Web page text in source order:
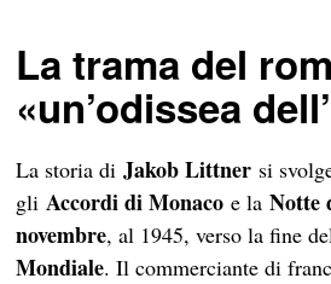
La trama del
«un’odissea
La storia diJakob Littner si
gliAccordi di Monaco e laNotte
novembre, al 1945, verso la fine
Mondiale. Il commerciante di